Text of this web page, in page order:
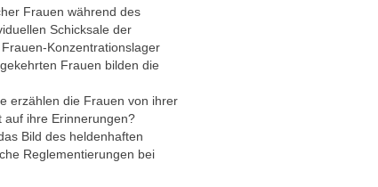
Frauen während des
Schicksale der
Konzentrationslager
Frauen bilden die
erzählen die Frauen von ihrer
auf ihre Erinnerungen?
Bild des heldenhaften
Reglementierungen bei